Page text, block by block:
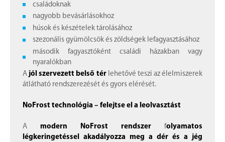
családoknak
nagyobb bevásárlásokhoz
húsok és készételek tárolásához
szezonális gyümölcsök és zöldségek lefagyasztásához
második fagyasztóként családi házakban vagy
nyaralókban
A jól szervezett belső térlehetővé teszi az élelmiszerek
átlátható rendszerezését és gyors elérését.
NoFrost technológia – felejtse el a leolvasztást
A modern NoFrost rendszer folyamatos
légkeringetéssel akadályozza meg a dér és a jég